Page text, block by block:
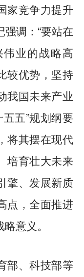
家竞争力提升
调：“要站在
业的战略高
较优势，坚持
我国未来产业
五”规划纲要
将其摆在现代
培育壮大未来
擎、发展新质
点，全面推进
意义。
、科技部等